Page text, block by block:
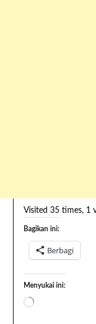
Visited 35 times, 1
Bagikan ini:
Berbagi
Menyukai ini: